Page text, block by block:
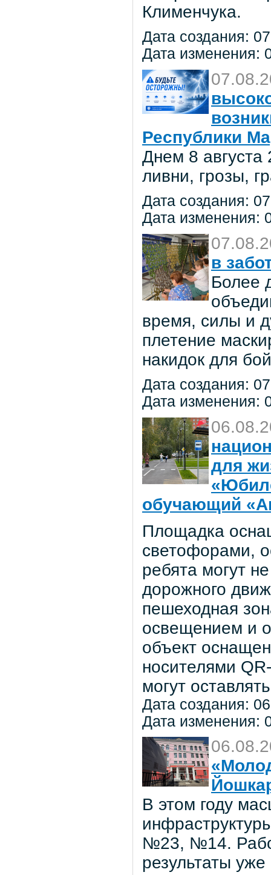
Клименчука.
Дата создания:
Дата изменения:
Республики
Днем 8
ливни, грозы,
Дата создания:
Дата изменения:
в
Более
время, силы и
плетение
накидок для
Дата создания:
Дата изменения:
для
обучающий
Площадка
светофорами,
ребята могут
дорожного
пешеходная
освещением и
объект
носителями
могут
Дата создания:
Дата изменения:
В этом году
№23, №14.
результаты